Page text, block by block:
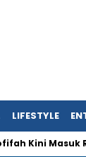
LIFESTYLE
Masuk Radar